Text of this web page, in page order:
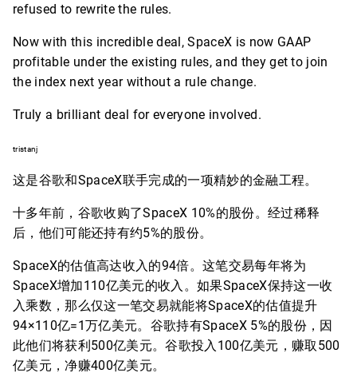
refused to rewrite the rules.
Now with this incredible deal, SpaceX is now GAAP
profitable under the existing rules, and they get to join
the index next year without a rule change.
Truly a brilliant deal for everyone involved.
tristanj
这是谷歌和SpaceX联手完成的一项精妙的金融工程。
十多年前，谷歌收购了SpaceX 10%的股份。经过稀释
后，他们可能还持有约5%的股份。
SpaceX的估值高达收入的94倍。这笔交易每年将为
SpaceX增加110亿美元的收入。如果SpaceX保持这一收
入乘数，那么仅这一笔交易就能将SpaceX的估值提升
94×110亿=1万亿美元。谷歌持有SpaceX 5%的股份，因
此他们将获利500亿美元。谷歌投入100亿美元，赚取500
亿美元，净赚400亿美元。